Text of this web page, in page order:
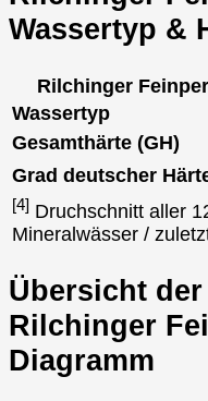
Wassertyp &
Rilchinger
Wassertyp
Gesamthärte (GH)
Grad deutscher
[4] Druchschnitt aller
Mineralwässer /
Übersicht
Rilchinger
Diagramm